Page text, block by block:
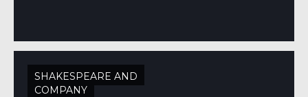
SHAKESPEARE AND
COMPANY